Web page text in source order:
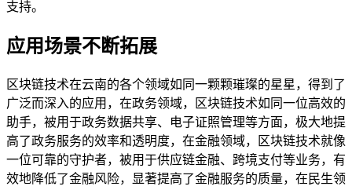
支持。
应用场景不断拓展
区块链技术在云南的各个领域如同一颗颗璀璨的星星，得到了
广泛而深入的应用，在政务领域，区块链技术如同一位高效的
助手，被用于政务数据共享、电子证照管理等方面，极大地提
高了政务服务的效率和透明度，在金融领域，区块链技术就像
一位可靠的守护者，被用于供应链金融、跨境支付等业务，有
效地降低了金融风险，显著提高了金融服务的质量，在民生领